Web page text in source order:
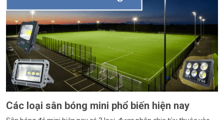
Các loại sân bóng mini phổ biến hiện nay